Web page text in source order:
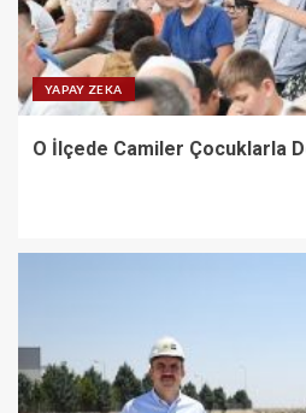
YAPAY ZEKA
O İlçede Camiler Çocuklarla